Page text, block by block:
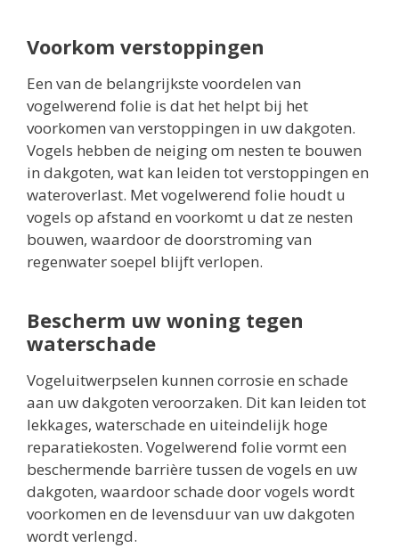
Voorkom verstoppingen
Een van de belangrijkste voordelen van
vogelwerend folie is dat het helpt bij het
voorkomen van verstoppingen in uw dakgoten.
Vogels hebben de neiging om nesten te bouwen
in dakgoten, wat kan leiden tot verstoppingen en
wateroverlast. Met vogelwerend folie houdt u
vogels op afstand en voorkomt u dat ze nesten
bouwen, waardoor de doorstroming van
regenwater soepel blijft verlopen.
Bescherm uw woning tegen
waterschade
Vogeluitwerpselen kunnen corrosie en schade
aan uw dakgoten veroorzaken. Dit kan leiden tot
lekkages, waterschade en uiteindelijk hoge
reparatiekosten. Vogelwerend folie vormt een
beschermende barrière tussen de vogels en uw
dakgoten, waardoor schade door vogels wordt
voorkomen en de levensduur van uw dakgoten
wordt verlengd.